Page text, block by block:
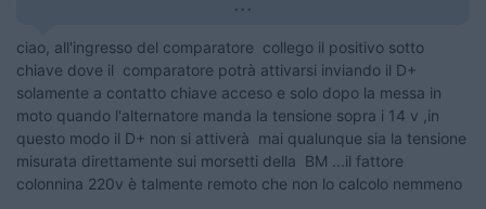
ciao, all'ingresso del comparatore collego il positivo sotto
chiave dove il comparatore potrà attivarsi inviando il D+
solamente a contatto chiave acceso e solo dopo la messa in
moto quando l'alternatore manda la tensione sopra i 14 v ,in
questo modo il D+ non si attiverà mai qualunque sia la tensione
misurata direttamente sui morsetti della BM ...il fattore
colonnina 220v è talmente remoto che non lo calcolo nemmeno